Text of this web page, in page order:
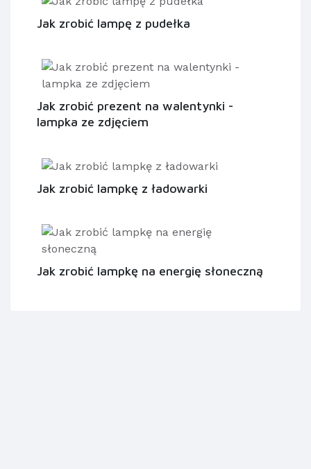
Jak zrobić lampę z pudełka
Jak zrobić prezent na walentynki -
lampka ze zdjęciem
Jak zrobić lampkę z ładowarki
Jak zrobić lampkę na energię słoneczną